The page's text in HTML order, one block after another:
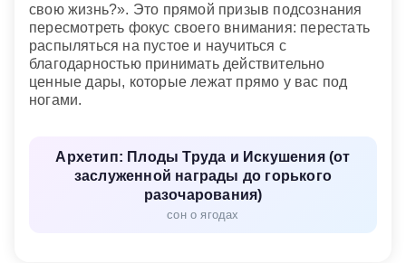
свою жизнь?». Это прямой призыв подсознания
пересмотреть фокус своего внимания: перестать
распыляться на пустое и научиться с
благодарностью принимать действительно
ценные дары, которые лежат прямо у вас под
ногами.
Архетип: Плоды Труда и Искушения (от
заслуженной награды до горького
разочарования)
сон о ягодах